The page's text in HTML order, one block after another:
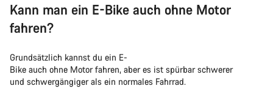
Kann man ein E-Bike auch ohne Motor
fahren?
Grundsätzlich kannst du ein E-
Bike auch ohne Motor fahren, aber es ist spürbar schwerer
und schwergängiger als ein normales Fahrrad.